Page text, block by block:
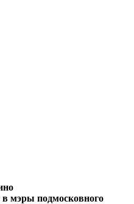
в мэры подмосковного